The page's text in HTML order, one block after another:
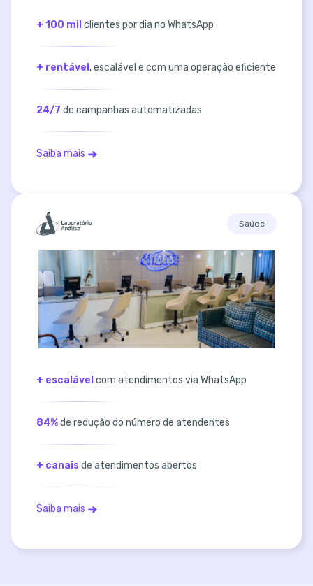
+ 100 mil clientes por dia no WhatsApp
+ rentável , escalável e com uma operação eficiente
24/7 de campanhas automatizadas
Saiba mais
Saúde
+ escalável com atendimentos via WhatsApp
84%de redução do número de atendentes
+ canais de atendimentos abertos
Saiba mais